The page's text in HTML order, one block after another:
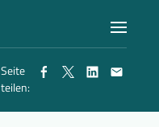
Seite
teilen: